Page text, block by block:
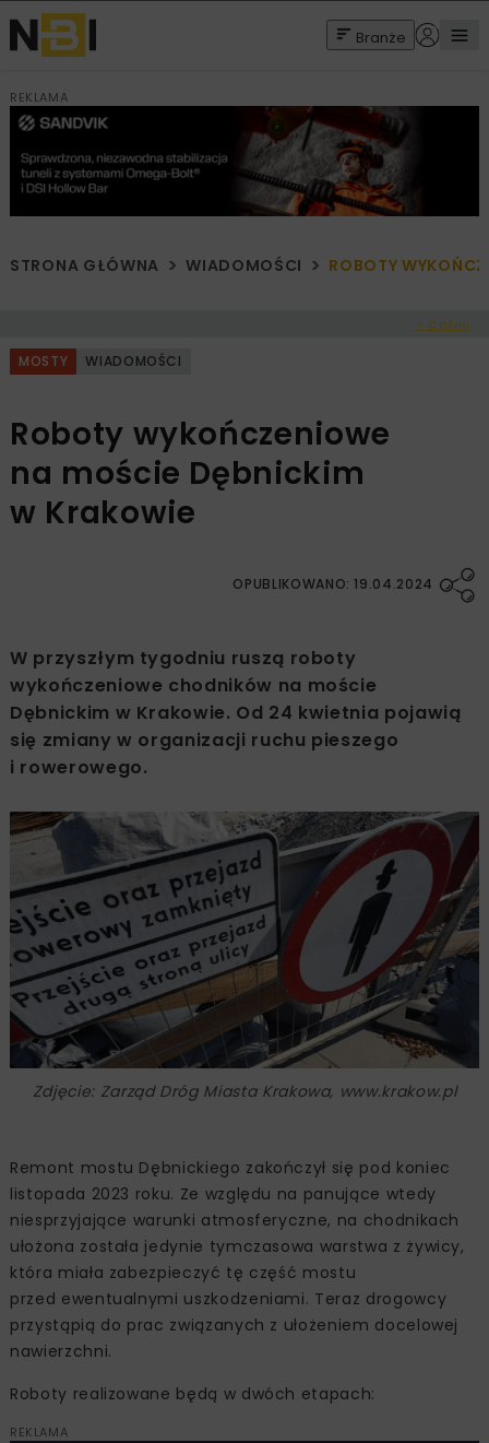
Branże
REKLAMA
STRONA GŁÓWNA WIADOMOŚCI ROBOTY
< Cofnij
MOSTY WIADOMOŚCI
Roboty wykończeniowe
na moście Dębnickim
w Krakowie
OPUBLIKOWANO: 19.04.2024
W przyszłym tygodniu ruszą roboty
wykończeniowe chodników na moście
Dębnickim w Krakowie. Od 24 kwietnia pojawią
się zmiany w organizacji ruchu pieszego
i rowerowego.
Zdjęcie: Zarząd Dróg Miasta Krakowa, www.krakow.pl
Remont mostu Dębnickiego zakończył się pod koniec
listopada 2023 roku. Ze względu na panujące wtedy
niesprzyjające warunki atmosferyczne, na chodnikach
ułożona została jedynie tymczasowa warstwa z żywicy,
która miała zabezpieczyć tę część mostu
przed ewentualnymi uszkodzeniami. Teraz drogowcy
przystąpią do prac związanych z ułożeniem docelowej
nawierzchni.
Roboty realizowane będą w dwóch etapach:
REKLAMA